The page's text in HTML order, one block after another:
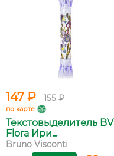
147 ₽ 155 ₽
по карте
Текстовыделитель BV
Flora Ири...
Bruno Visconti